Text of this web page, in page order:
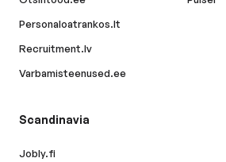
Personaloatrankos.lt
Recruitment.lv
Varbamisteenused.ee
Scandinavia
Jobly.fi